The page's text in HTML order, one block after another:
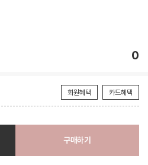
0
회원혜택 카드혜택
구매하기